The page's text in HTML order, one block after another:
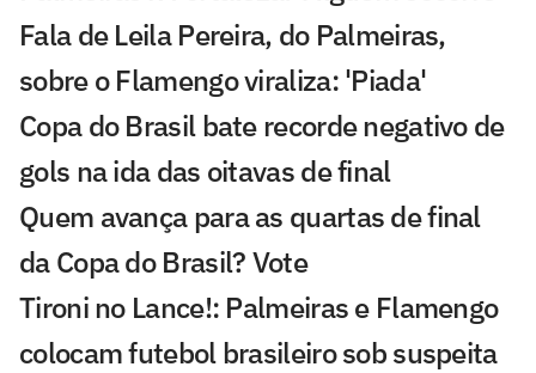
Fala de Leila Pereira, do Palmeiras,
sobre o Flamengo viraliza: 'Piada'
Copa do Brasil bate recorde negativo de
gols na ida das oitavas de final
Quem avança para as quartas de final
da Copa do Brasil? Vote
Tironi no Lance!: Palmeiras e Flamengo
colocam futebol brasileiro sob suspeita